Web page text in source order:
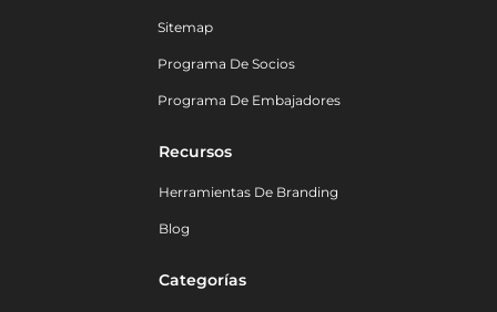
Sitemap
Programa De Socios
Programa De Embajadores
Recursos
Herramientas De Branding
Blog
Categorías